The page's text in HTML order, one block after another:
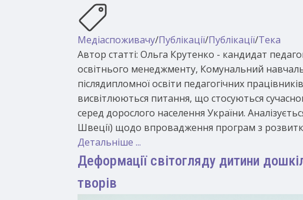
Медіаспоживачу/Публікації/Публікації/Тека
Автор статті: Ольга Крутенко - кандидат
освітнього менеджменту, Комунальний
післядипломної освіти педагогічних
висвітлюються питання, що стосуються
серед дорослого населення України.
Швеції) щодо впровадження програм з
Детальніше ...
Деформації світогляду дитини
творів